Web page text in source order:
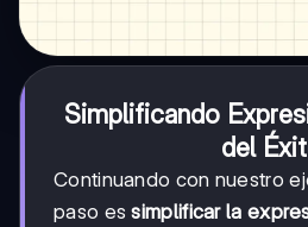
Simplificando
del
Continuando con nuestro
paso essimplificar la